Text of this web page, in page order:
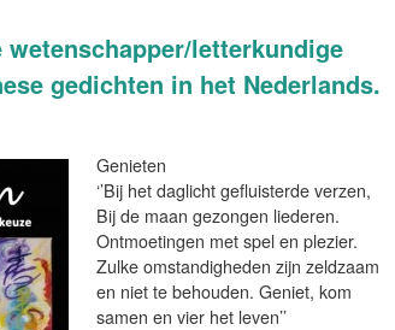
wetenschapper/letterkundige
gedichten in het Nederlands.
Genieten
‘’Bij het daglicht gefluisterde verzen,
Bij de maan gezongen liederen.
Ontmoetingen met spel en plezier.
Zulke omstandigheden zijn zeldzaam
en niet te behouden. Geniet, kom
samen en vier het leven’’